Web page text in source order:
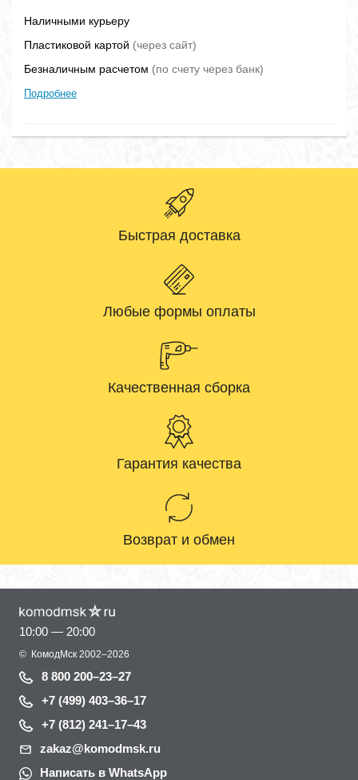
Наличными курьеру
Пластиковой картой (через сайт)
Безналичным расчетом (по счету через банк)
Подробнее
Быстрая доставка
Любые формы оплаты
Качественная сборка
Гарантия качества
Возврат и обмен
10:00 — 20:00
© КомодМск 2002–2026
8 800 200–23–27
+7 (499) 403–36–17
+7 (812) 241–17–43
zakaz@komodmsk.ru
Написать в WhatsApp